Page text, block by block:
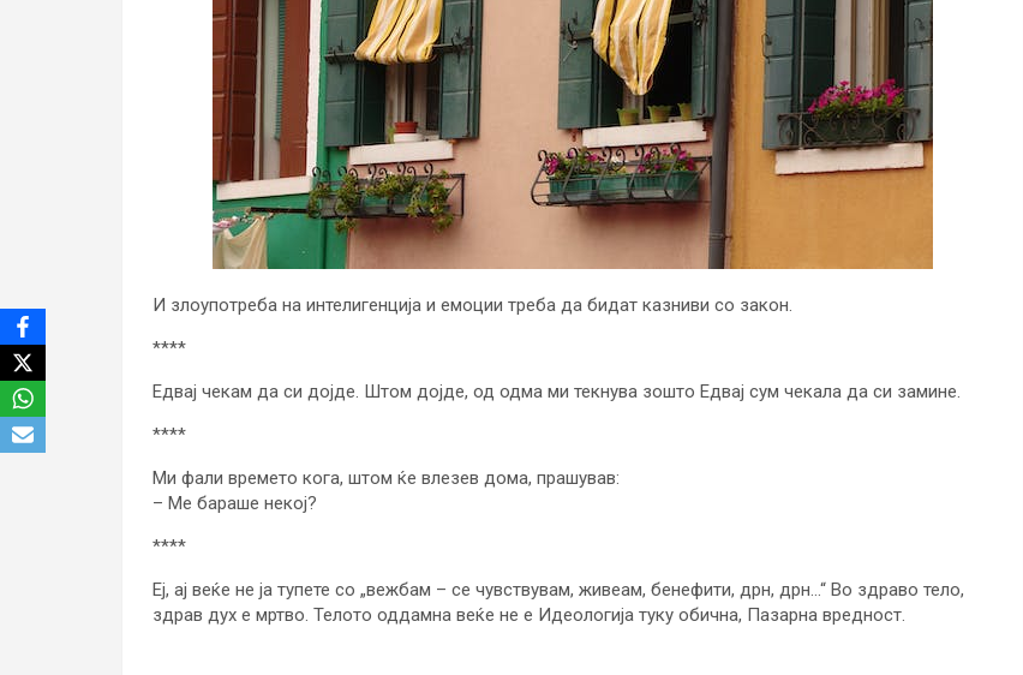
И злоупотреба на интелигенција и емоции треба да бидат казниви со закон.
****
Едвај чекам да си дојде. Штом дојде, од одма ми текнува зошто Едвај сум чекала да си замине.
****
Ми фали времето кога, штом ќе влезев дома, прашував:
– Ме бараше некој?
****
Еј, ај веќе не ја тупете со „вежбам – се чувствувам, живеам, бенефити, дрн, дрн…“ Во здраво тело,
здрав дух е мртво. Телото оддамна веќе не е Идеологија туку обична, Пазарна вредност.